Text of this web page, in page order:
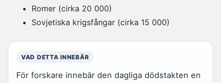
Romer (cirka 20 000)
Sovjetiska krigsfångar (cirka 15 000)
VAD DETTA INNEBÄR
För forskare innebär den dagliga dödstakten en